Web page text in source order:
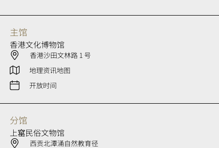
主馆
香港文化博物馆
香港沙田文林路 1 号
地理资讯地图
开放时间
分馆
上窰民俗文物馆
西贡北潭涌自然教育径